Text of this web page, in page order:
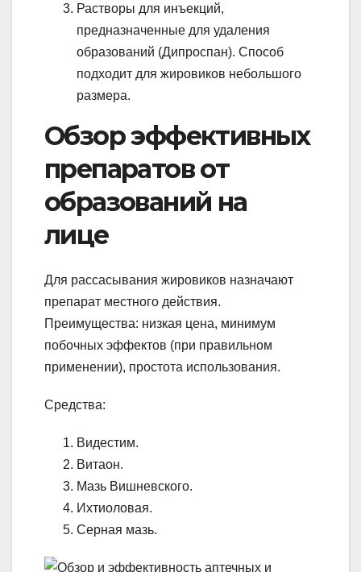
Растворы для инъекций,
предназначенные для удаления
образований (Дипроспан). Способ
подходит для жировиков небольшого
размера.
Обзор эффективных
препаратов от
образований на
лице
Для рассасывания жировиков назначают
препарат местного действия.
Преимущества: низкая цена, минимум
побочных эффектов (при правильном
применении), простота использования.
Средства:
Видестим.
Витаон.
Мазь Вишневского.
Ихтиоловая.
Серная мазь.